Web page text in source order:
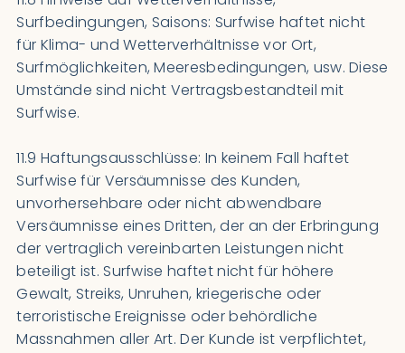
Surfbedingungen, Saisons: Surfwise haftet nicht
für Klima- und Wetterverhältnisse vor Ort,
Surfmöglichkeiten, Meeresbedingungen, usw. Diese
Umstände sind nicht Vertragsbestandteil mit
Surfwise.
11.9 Haftungsausschlüsse: In keinem Fall haftet
Surfwise für Versäumnisse des Kunden,
unvorhersehbare oder nicht abwendbare
Versäumnisse eines Dritten, der an der Erbringung
der vertraglich vereinbarten Leistungen nicht
beteiligt ist. Surfwise haftet nicht für höhere
Gewalt, Streiks, Unruhen, kriegerische oder
terroristische Ereignisse oder behördliche
Massnahmen aller Art. Der Kunde ist verpflichtet,